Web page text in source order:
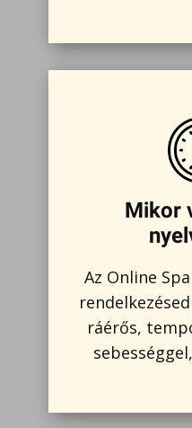
Mikor
Az Online
ráérős,